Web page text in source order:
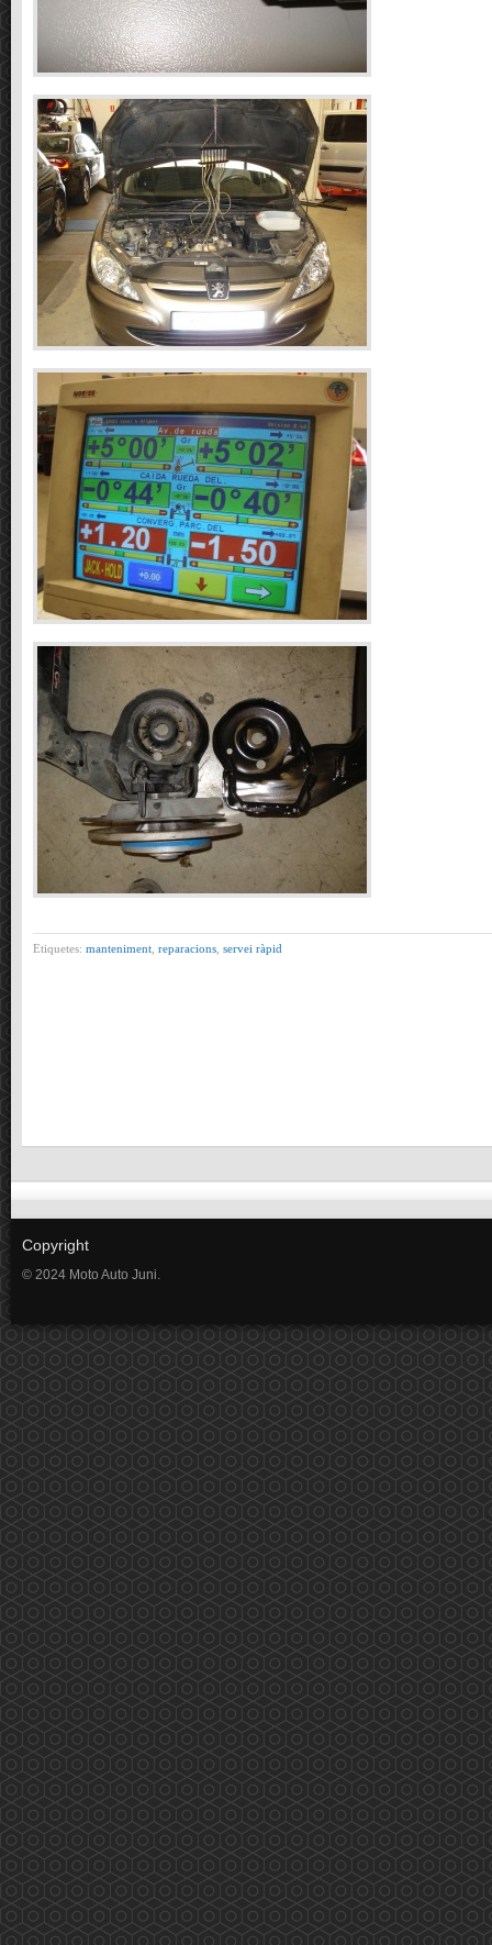
Etiquetes: manteniment reparacions servei ràpid
Copyright
© 2024 Moto Auto Juni.